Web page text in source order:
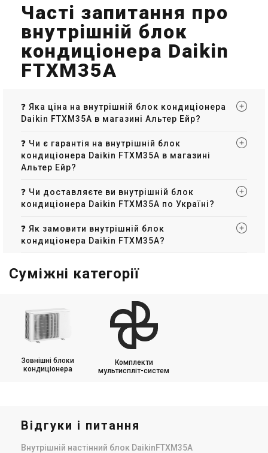
Часті запитання про
внутрішній блок
кондиціонера Daikin
FTXM35A
❓ Яка ціна на внутрішній блок кондиціонера
Daikin FTXM35A в магазині Альтер Ейр?
❓ Чи є гарантія на внутрішній блок
кондиціонера Daikin FTXM35A в магазині
Альтер Ейр?
❓ Чи доставляєте ви внутрішній блок
кондиціонера Daikin FTXM35A по Україні?
❓ Як замовити внутрішній блок
кондиціонера Daikin FTXM35A?
Суміжні категорії
Зовнішні блоки
кондиціонера
Комплекти
мультиспліт-систем
Відгуки і питання
Внутрішній настінний блок DaikinFTXM35A